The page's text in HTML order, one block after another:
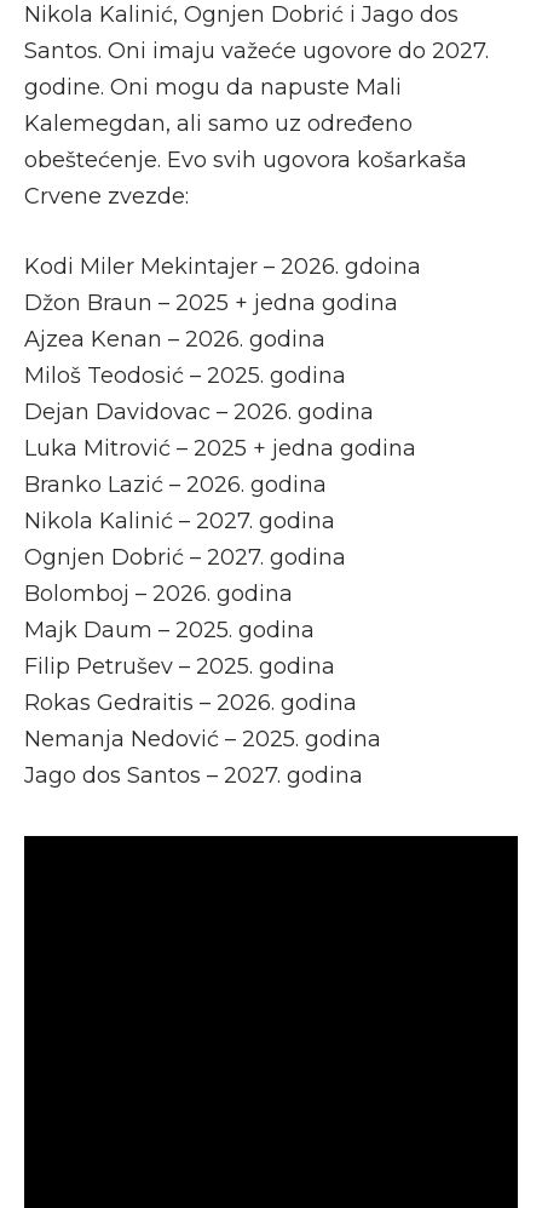
Nikola Kalinić, Ognjen Dobrić i Jago dos
Santos. Oni imaju važeće ugovore do 2027.
godine. Oni mogu da napuste Mali
Kalemegdan, ali samo uz određeno
obeštećenje. Evo svih ugovora košarkaša
Crvene zvezde:
Kodi Miler Mekintajer – 2026. gdoina
Džon Braun – 2025 + jedna godina
Ajzea Kenan – 2026. godina
Miloš Teodosić – 2025. godina
Dejan Davidovac – 2026. godina
Luka Mitrović – 2025 + jedna godina
Branko Lazić – 2026. godina
Nikola Kalinić – 2027. godina
Ognjen Dobrić – 2027. godina
Bolomboj – 2026. godina
Majk Daum – 2025. godina
Filip Petrušev – 2025. godina
Rokas Gedraitis – 2026. godina
Nemanja Nedović – 2025. godina
Jago dos Santos – 2027. godina